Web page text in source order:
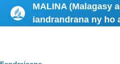
Skip to main content
MALINA (Malagasy
iandrandrana ny ho